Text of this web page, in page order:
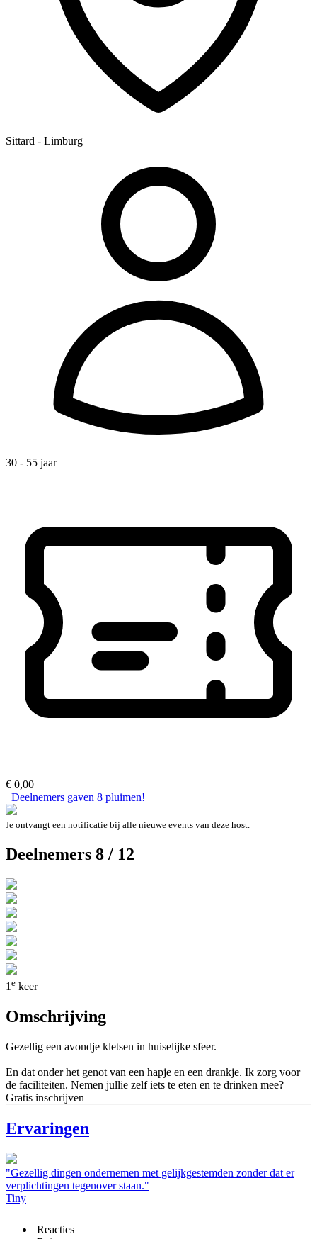
Sittard - Limburg
30 - 55 jaar
€ 0,00
Deelnemers gaven 8 pluimen!
Je ontvangt een notificatie bij alle nieuwe events van deze host.
Deelnemers 8 / 12
1 e keer
Omschrijving
Gezellig een avondje kletsen in huiselijke sfeer.
En dat onder het genot van een hapje en een drankje. Ik zorg voor
de faciliteiten. Nemen jullie zelf iets te eten en te drinken mee?
Gratis inschrijven
Ervaringen
"Gezellig dingen ondernemen met gelijkgestemden zonder dat er
verplichtingen tegenover staan."
Tiny
Reacties